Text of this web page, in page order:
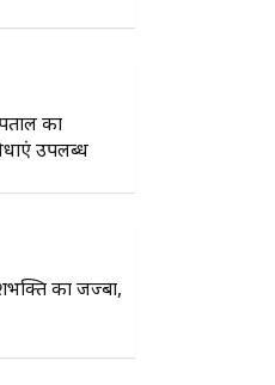
का
उपलब्ध
का जज्बा,